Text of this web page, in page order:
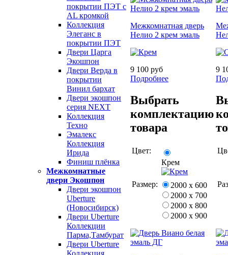
покрытии ПЭТ с
AL кромкой
Коллекция
Элеганс в
покрытии ПЭТ
Двери Царга
Экошпон
Двери Верда в
покрытии
Винил бархат
Двери экошпон
серия NEXT
Коллекция
Техно
Эмалекс
Коллекция
Ирида
Финиш плёнка
Межкомнатные
двери Экошпон
Двери экошпон
Uberture
(Новосибирск)
Двери Uberture
Коллекции
Парма,Тамбурат
Двери Uberture
Коллекция
Межкомнатная дверь
Нелио 2 крем эмаль
9 100 руб
Подробнее
Выбрать
комплектацию
товара
Цвет:
Крем
Размер:
2000 х 600
2000 х 700
2000 х 800
2000 х 900
9